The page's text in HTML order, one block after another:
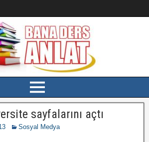
sayfalarını açtı
Sosyal Medya